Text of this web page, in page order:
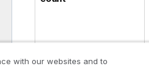
with our websites and to